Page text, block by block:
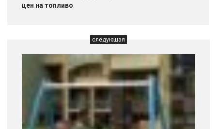
цен на топливо
следующая